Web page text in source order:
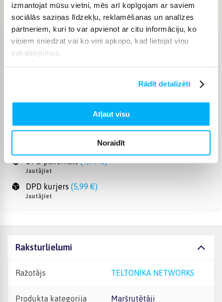
izmantojat mūsu vietni, mēs arī kopīgojam ar saviem
sociālās saziņas līdzekļu, reklamēšanas un analīzes
partneriem, kuri to var apvienot ar citu informāciju, ko
viņiem sniedzat vai ko viņi apkopo, kad lietojat viņu
pakalpojumus.
Rādīt detalizēti
Atļaut visu
Noraidīt
IZPĀRDOTS
Venipak pakomāts
Apmaksā pilnu summu skaidrā naudā piegādes brīdī.
3,99 €)
DPD pakomāts (4,99 €)
Jautājiet
DPD kurjers (5,99 €)
Jautājiet
Raksturlielumi
Ražotājs TELTONIKA NETWORKS
Produkta kategorija Maršrutētāji